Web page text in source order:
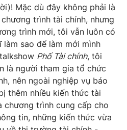
Mặc dù đây không phải là
trình tài chính, nhưng
trình mới, tôi vẫn luôn có
sao để làm mới mình
Phố Tài chính, tôi
là người tham gia tổ chức
nên ngoài nghiệp vụ báo
thêm nhiều kiến thức tài
chương trình cung cấp cho
tin, những kiến thức vừa